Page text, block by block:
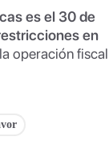
es el 30 de
en
operación fiscal